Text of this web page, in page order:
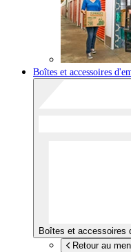
Boîtes et accessoires
Boîtes et accessoires
Retour au